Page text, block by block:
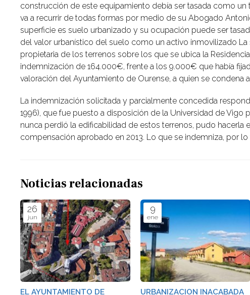
construcción de este equipamiento debía ser tasada como
va a recurrir de todas formas por medio de su Abogado
superficie es suelo urbanizado y su ocupación puede ser
del valor urbanístico del suelo como un activo inmovilizado
propietaria de los terrenos sobre los que se ubica la
indemnización de 164.000€, frente a los 9.000€ que había
valoración del Ayuntamiento de Ourense, a quien se condena
La indemnización solicitada y parcialmente concedida
1996), que fue puesto a disposición de la Universidad de
nunca perdió la edificabilidad de estos terrenos, pudo
compensación aprobado en 2013. Lo que se indemniza, por
Noticias relacionadas
26
jun
EL AYUNTAMIENTO DE
9
ene
URBANIZACION INACABADA